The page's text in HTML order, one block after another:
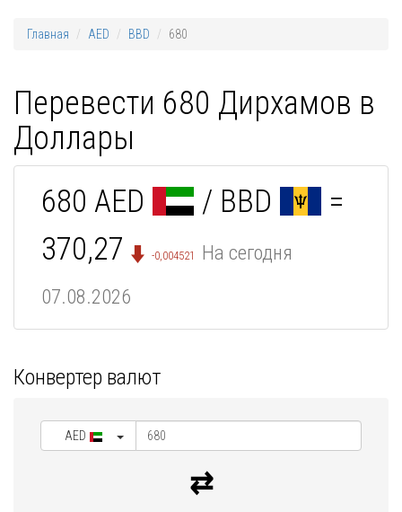
Главная AED BBD 680
Перевести 680 Дирхамов в
Доллары
680 AED / BBD
=
370,27
-0,004521
На сегодня
07.08.2026
Конвертер валют
AED